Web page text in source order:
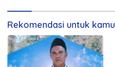
Rekomendasi untuk kamu